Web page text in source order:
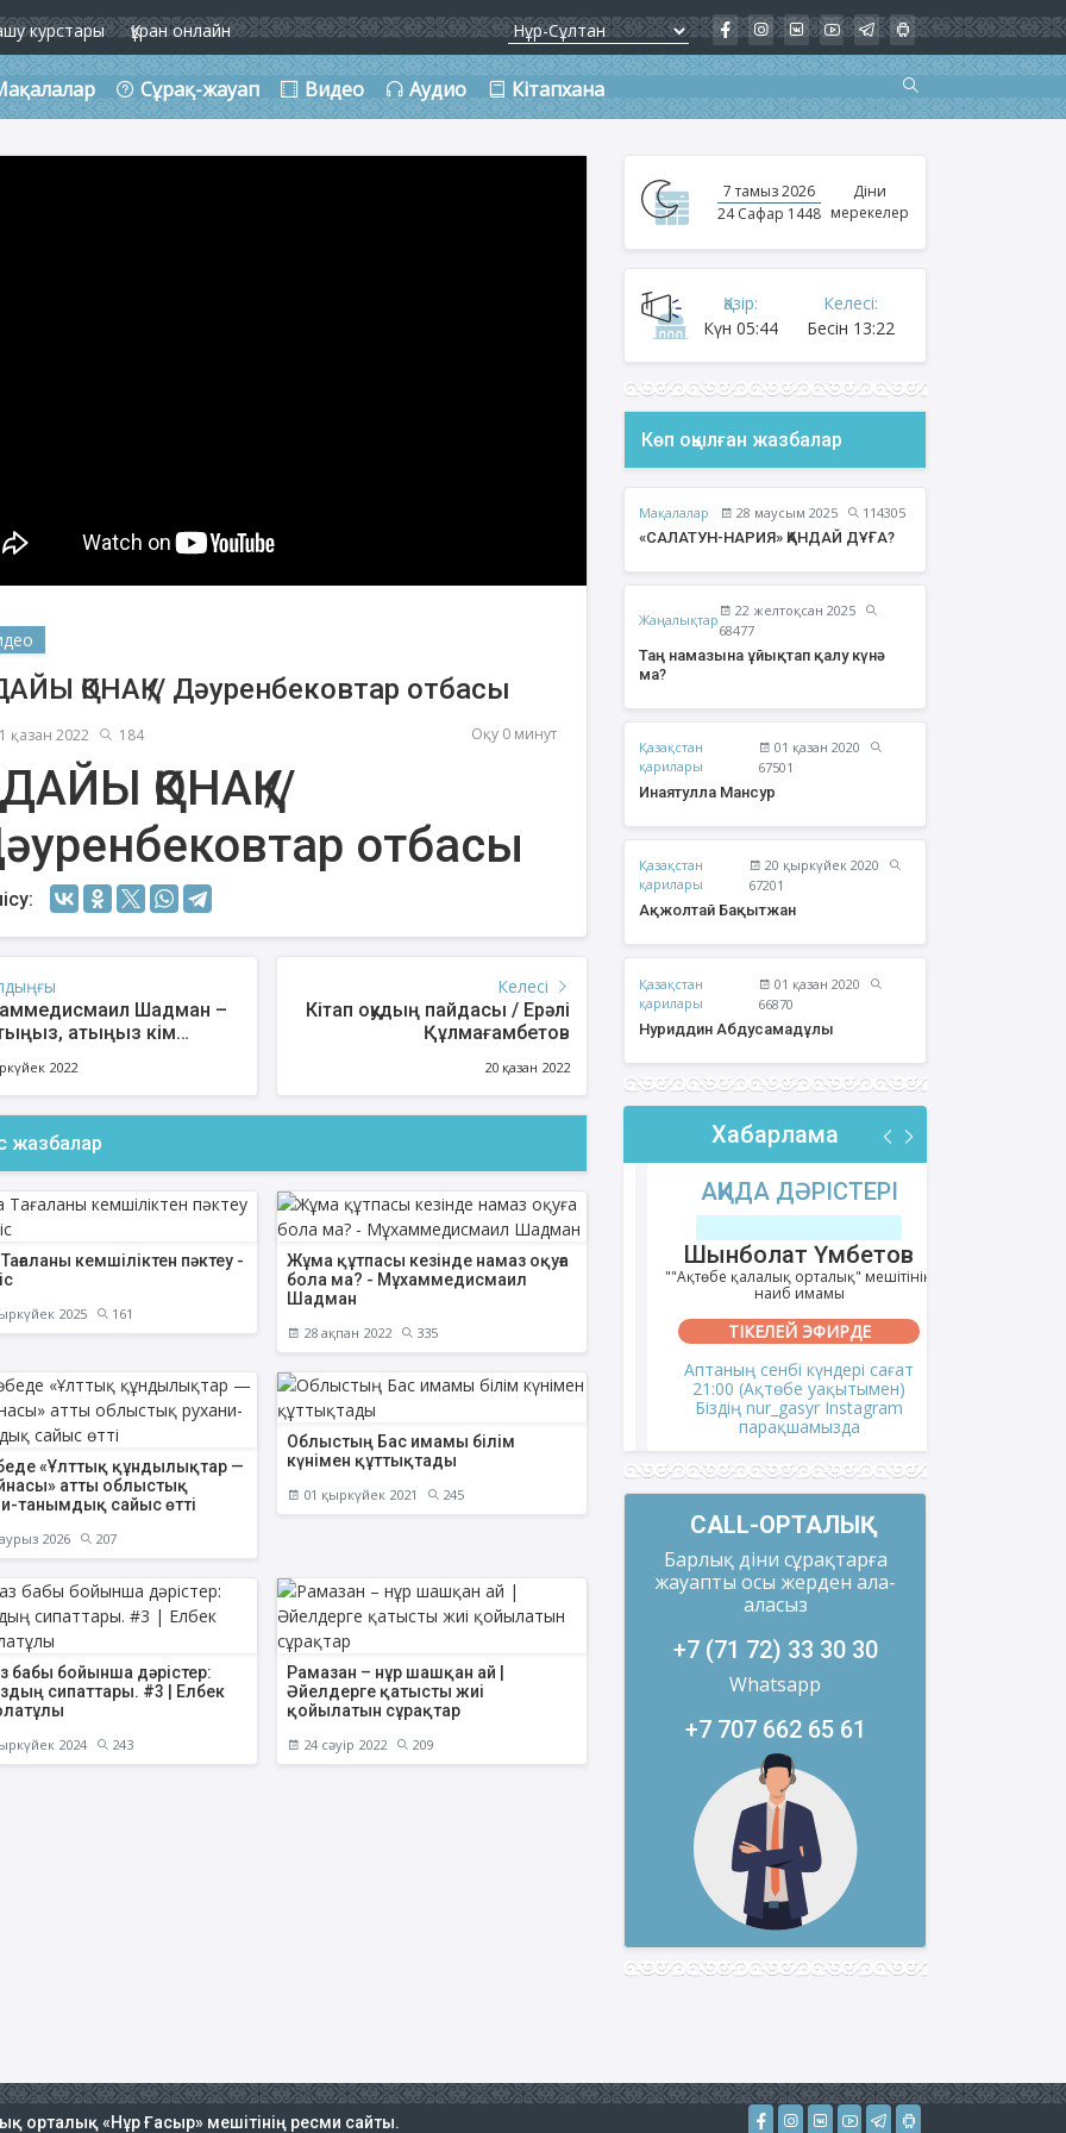
курстары Құран онлайн
Сұрақ-жауап Видео Аудио Кітапхана
Бекжан
Жұмабаев Данияр
Ақжолтай Бақытжан
Әбішев Қуаныш
ҚОНАҚ // Дәуренбековтар отбасы
қазан 2022 184 Оқу 0 минут
ҚОНАҚ //
отбасы
Шадман –
атыңыз кім
бағдарламасы
2022
Келесі
Кітап оқудың пайдасы / Ерәлі
Құлмағамбетов
20 қазан 2022
жазбалар
кемшіліктен пәктеу -
2025 161
Жұма құтпасы кезінде намаз оқуға
бола ма? - Мұхаммедисмаил
Шадман
28 ақпан 2022 335
«Ұлттық құндылықтар —
атты облыстық
танымдық сайыс өтті
2026 207
Облыстың Бас имамы білім
күнімен құттықтады
01 қыркүйек 2021 245
бабы бойынша дәрістер:
сипаттары. #3 | Елбек
2024 243
Рамазан – нұр шашқан ай |
Әйелдерге қатысты жиі
қойылатын сұрақтар
24 сәуір 2022 209
7 тамыз 2026
24 Сафар 1448
Діни
мерекелер
Қазір:
Күн 05:44
Келесі:
Бесін 13:22
Көп оқылған жазбалар
Мақалалар 28 маусым 2025
114305
«САЛАТУН-НАРИЯ» ҚАНДАЙ ДҰҒА?
Жаңалықтар
22 желтоқсан 2025
68477
Таң намазына ұйықтап қалу күнә
ма?
Қазақстан
қарилары
01 қазан 2020
67501
Инаятулла Мансур
Қазақстан
қарилары
20 қыркүйек 2020
67201
Ақжолтай Бақытжан
Қазақстан
қарилары
01 қазан 2020
66870
Нуриддин Абдусамадұлы
Хабарлама
АҚИДА ДӘРІСТЕРІ
Шынболат Үмбетов
""Ақтөбе қалалық орталық" мешітінің
ТІКЕЛЕЙ ЭФИРДЕ
Аптаның сенбі күндері сағат
21:00 (Ақтөбе уақытымен)
Біздің nur_gasyr Instagram
парақшамызда
ФИҚҺ ДӘРІСТЕРІ
Нұрбол Смағұлов
""Нұр Ғасыр" облыстық мешітінің
наиб имамы
ТІКЕЛЕЙ ЭФИРДЕ
Аптаның сәрсенбі күндері сағат
21:00 (Ақтөбе уақытымен)
Біздің nur_gasyr Instagram
АҚИДА ДӘРІСТЕРІ
Шынболат Үмбетов
""Ақтөбе қалалық орталық" мешітінің
наиб имамы
ТІКЕЛЕЙ ЭФИРДЕ
Аптаның сенбі күндері сағат
21:00 (Ақтөбе уақытымен)
Біздің nur_gasyr Instagram
парақшамызда
CALL-ОРТАЛЫҚ
Барлық діни сұрақтарға
жауапты осы жерден ала-
аласыз
+7 (71 72) 33 30 30
Whatsapp
+7 707 662 65 61
орталық «Нұр Ғасыр» мешітінің ресми сайты.